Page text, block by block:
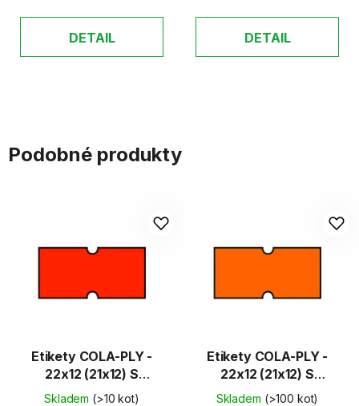
DETAIL DETAIL
Podobné produkty
Etikety COLA-PLY -
22x12 (21x12) S
červené 48ks/K
Skladem (>10 kot)
Etikety COLA-PLY -
22x12 (21x12) S
oranžové 48ks/K
Skladem (>100 kot)